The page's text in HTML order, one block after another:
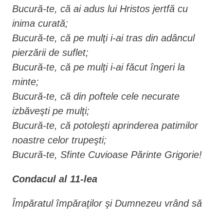
Bucură-te, că ai adus lui Hristos jertfă cu
inima curată;
Bucură-te, că pe mulţi i-ai tras din adâncul
pierzării de suflet;
Bucură-te, că pe mulţi i-ai făcut îngeri la
minte;
Bucură-te, că din poftele cele necurate
izbăveşti pe mulţi;
Bucură-te, că potoleşti aprinderea patimilor
noastre celor trupeşti;
Bucură-te, Sfinte Cuvioase Părinte Grigorie!
Condacul al 11-lea
Împăratul împăraţilor şi Dumnezeu vrând să